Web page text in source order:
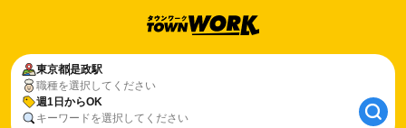
東京都是政駅
職種を選択してください
週1日からOK
キーワードを選択してください